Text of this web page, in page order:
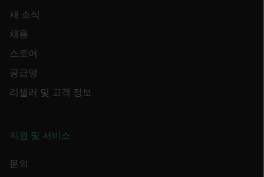
새 소식
채용
스토어
공급망
리셀러 및 고객 정보
지원 및 서비스
문의